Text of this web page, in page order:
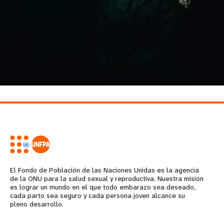
El Fondo de Población de las Naciones Unidas es la agencia
de la ONU para la salud sexual y reproductiva. Nuestra misión
es lograr un mundo en el que todo embarazo sea deseado,
cada parto sea seguro y cada persona joven alcance su
pleno desarrollo.